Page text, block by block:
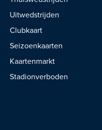
Uitwedstrijden
Clubkaart
Seizoenkaarten
Kaartenmarkt
Stadionverboden